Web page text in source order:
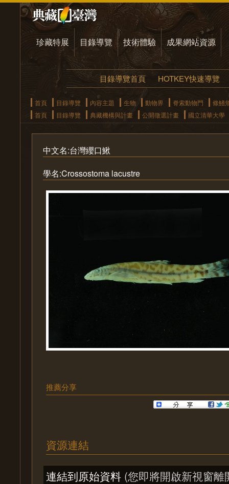
珍藏特展 目錄導覽 技術體驗 成果網站資源
目錄導覽首頁 HOTKEY快速導覽
首頁 目錄導覽 內容主題 生物 動物界 脊索動物門
條鰭
首頁
目錄導覽 典藏機構與計畫 公開徵選計畫 國立清華大學
中文名:台灣纓口鰍
學名:Crossostoma lacustre
推薦分享
資源連結
連結到原始資料 (您即將開啟新視窗離